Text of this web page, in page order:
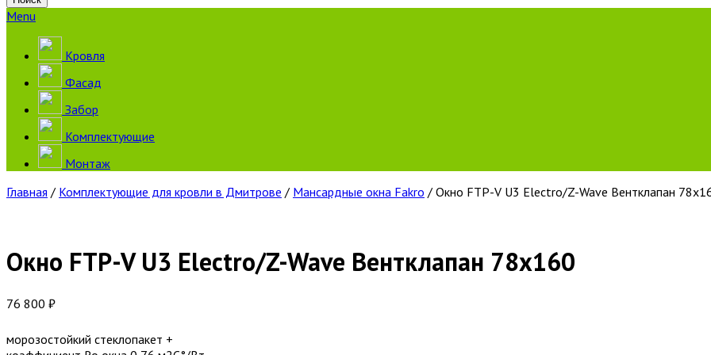
Menu
Кровля
Фасад
Забор
Комплектующие
Монтаж
Главная / Комплектующие для кровли в Дмитрове / Мансардные окна Fakro / Окно FTP-V U3 Eleсtro/Z-Wave Вентклапан
Окно FTP-V U3 Eleсtro/Z-Wave Вентклапан 78х160
76 800 ₽
морозостойкий стеклопакет +